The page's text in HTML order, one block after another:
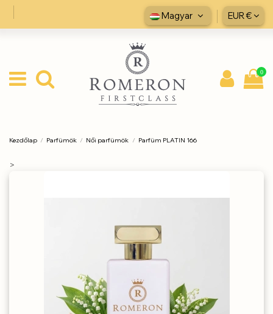
Magyar EUR €
0
Kezdőlap Parfümök Női parfümök Parfüm PLATIN 166
>